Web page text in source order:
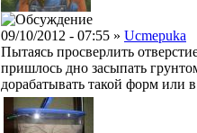
09/10/2012 - 07:55 » Ucmepuka
Пытаясь просверлить
пришлось дно засыпать
дорабатывать такой форм или